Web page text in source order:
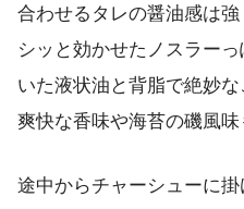
合わせるタレの醤油感は
シッと効かせたノスラー
いた液状油と背脂で絶妙
爽快な香味や海苔の磯風味
途中からチャーシューに